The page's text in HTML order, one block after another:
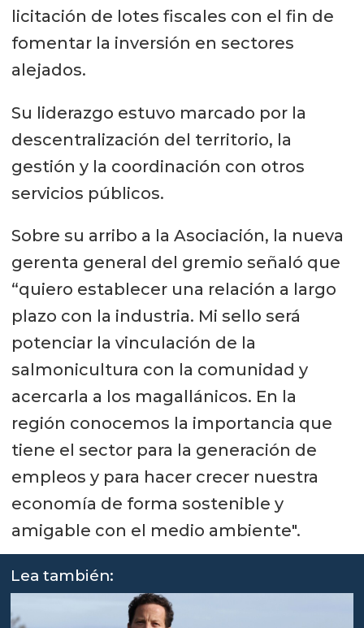
licitación de lotes fiscales con el fin de
fomentar la inversión en sectores
alejados.
Su liderazgo estuvo marcado por la
descentralización del territorio, la
gestión y la coordinación con otros
servicios públicos.
Sobre su arribo a la Asociación, la nueva
gerenta general del gremio señaló que
“quiero establecer una relación a largo
plazo con la industria. Mi sello será
potenciar la vinculación de la
salmonicultura con la comunidad y
acercarla a los magallánicos. En la
región conocemos la importancia que
tiene el sector para la generación de
empleos y para hacer crecer nuestra
economía de forma sostenible y
amigable con el medio ambiente".
Lea también: